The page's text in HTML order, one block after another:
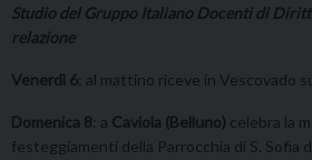
Studio del Gruppo Italiano Docenti di
relazione
Venerdì 6: al mattino riceve in Vescovado
Domenica 8: a Caviola (Belluno) celebra la
festeggiamenti della Parrocchia di S. Sofia